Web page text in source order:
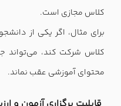
کلاس مجازی است.
برای مثال، اگر یکی از
کلاس شرکت کند، می‌تواند
محتوای آموزشی عقب نماند.